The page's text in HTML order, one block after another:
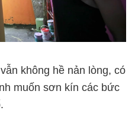
không hề nản lòng, có
muốn sơn kín các bức